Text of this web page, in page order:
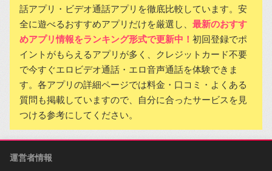
話アプリ・ビデオ通話アプリを徹底比較しています。安
全に遊べるおすすめアプリだけを厳選し、 最新のおすす
めアプリ情報をランキング形式で更新中！ 初回登録でポ
イントがもらえるアプリが多く、クレジットカード不要
で今すぐエロビデオ通話・エロ音声通話を体験できま
す。各アプリの詳細ページでは料金・口コミ・よくある
質問も掲載していますので、自分に合ったサービスを見
つける参考にしてください。
運営者情報